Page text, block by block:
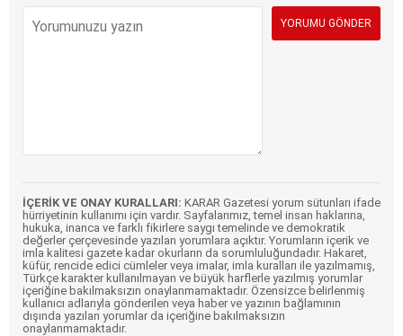
İÇERİK VE ONAY KURALLARI: KARAR Gazetesi yorum sütunları ifade
hürriyetinin kullanımı için vardır. Sayfalarımız, temel insan haklarına,
hukuka, inanca ve farklı fikirlere saygı temelinde ve demokratik
değerler çerçevesinde yazılan yorumlara açıktır. Yorumların içerik ve
imla kalitesi gazete kadar okurların da sorumluluğundadır. Hakaret,
küfür, rencide edici cümleler veya imalar, imla kuralları ile yazılmamış,
Türkçe karakter kullanılmayan ve büyük harflerle yazılmış yorumlar
içeriğine bakılmaksızın onaylanmamaktadır. Özensizce belirlenmiş
kullanıcı adlarıyla gönderilen veya haber ve yazının bağlamının
dışında yazılan yorumlar da içeriğine bakılmaksızın
onaylanmamaktadır.